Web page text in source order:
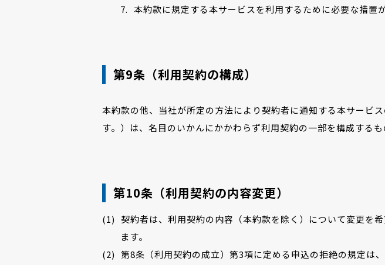
本約款に規定する本サービスを利用するために必要な措置
第9条（利用契約の構成）
本約款の他、当社が所定の方法により契約者に通知する本サービ
す。）は、名目のいかんにかかわらず利用契約の一部を構成するも
第10条（利用契約の内容変更）
契約者は、利用契約の内容（本約款を除く）について変更を
ます。
第8条（利用契約の成立）第3項に定める申込の拒絶の規定は